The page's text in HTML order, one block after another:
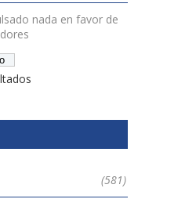
nada en favor de
(581)